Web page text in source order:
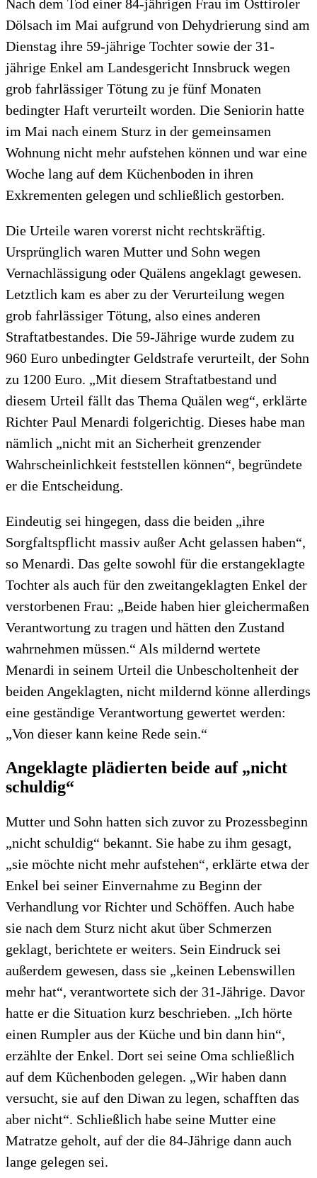
Nach dem Tod einer 84-jährigen Frau im Osttiroler
Dölsach im Mai aufgrund von Dehydrierung sind am
Dienstag ihre 59-jährige Tochter sowie der 31-
jährige Enkel am Landesgericht Innsbruck wegen
grob fahrlässiger Tötung zu je fünf Monaten
bedingter Haft verurteilt worden. Die Seniorin hatte
im Mai nach einem Sturz in der gemeinsamen
Wohnung nicht mehr aufstehen können und war eine
Woche lang auf dem Küchenboden in ihren
Exkrementen gelegen und schließlich gestorben.
Die Urteile waren vorerst nicht rechtskräftig.
Ursprünglich waren Mutter und Sohn wegen
Vernachlässigung oder Quälens angeklagt gewesen.
Letztlich kam es aber zu der Verurteilung wegen
grob fahrlässiger Tötung, also eines anderen
Straftatbestandes. Die 59-Jährige wurde zudem zu
960 Euro unbedingter Geldstrafe verurteilt, der Sohn
zu 1200 Euro. „Mit diesem Straftatbestand und
diesem Urteil fällt das Thema Quälen weg“, erklärte
Richter Paul Menardi folgerichtig. Dieses habe man
nämlich „nicht mit an Sicherheit grenzender
Wahrscheinlichkeit feststellen können“, begründete
er die Entscheidung.
Eindeutig sei hingegen, dass die beiden „ihre
Sorgfaltspflicht massiv außer Acht gelassen haben“,
so Menardi. Das gelte sowohl für die erstangeklagte
Tochter als auch für den zweitangeklagten Enkel der
verstorbenen Frau: „Beide haben hier gleichermaßen
Verantwortung zu tragen und hätten den Zustand
wahrnehmen müssen.“ Als mildernd wertete
Menardi in seinem Urteil die Unbescholtenheit der
beiden Angeklagten, nicht mildernd könne allerdings
eine geständige Verantwortung gewertet werden:
„Von dieser kann keine Rede sein.“
Angeklagte plädierten beide auf „nicht
schuldig“
Mutter und Sohn hatten sich zuvor zu Prozessbeginn
„nicht schuldig“ bekannt. Sie habe zu ihm gesagt,
„sie möchte nicht mehr aufstehen“, erklärte etwa der
Enkel bei seiner Einvernahme zu Beginn der
Verhandlung vor Richter und Schöffen. Auch habe
sie nach dem Sturz nicht akut über Schmerzen
geklagt, berichtete er weiters. Sein Eindruck sei
außerdem gewesen, dass sie „keinen Lebenswillen
mehr hat“, verantwortete sich der 31-Jährige. Davor
hatte er die Situation kurz beschrieben. „Ich hörte
einen Rumpler aus der Küche und bin dann hin“,
erzählte der Enkel. Dort sei seine Oma schließlich
auf dem Küchenboden gelegen. „Wir haben dann
versucht, sie auf den Diwan zu legen, schafften das
aber nicht“. Schließlich habe seine Mutter eine
Matratze geholt, auf der die 84-Jährige dann auch
lange gelegen sei.